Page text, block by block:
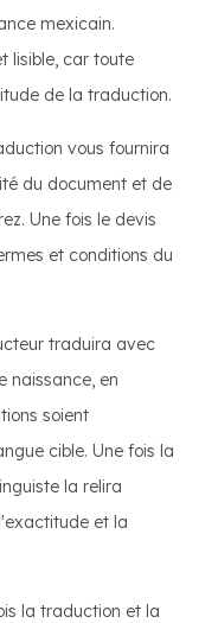
mexicain.
lisible, car toute
de la traduction.
vous fournira
du document et de
Une fois le devis
et conditions du
traduira avec
naissance, en
soient
cible. Une fois la
la relira
et la
la traduction et la